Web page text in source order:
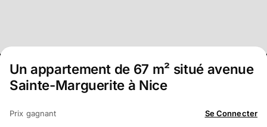
Un appartement de 67 m² situé avenue
Sainte-Marguerite à Nice
Prix gagnant Se Connecter